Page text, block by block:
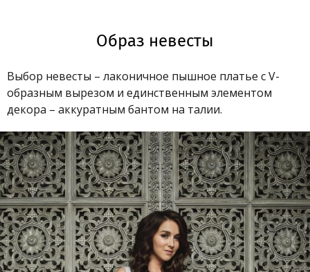
Образ невесты
Выбор невесты – лаконичное пышное платье с V-
образным вырезом и единственным элементом
декора – аккуратным бантом на талии.